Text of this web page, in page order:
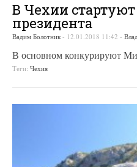
В Чехии
президента
Вадим Болотник - 12.01.2018 11:42 -
В основном конкурируют
Теги: Чехия